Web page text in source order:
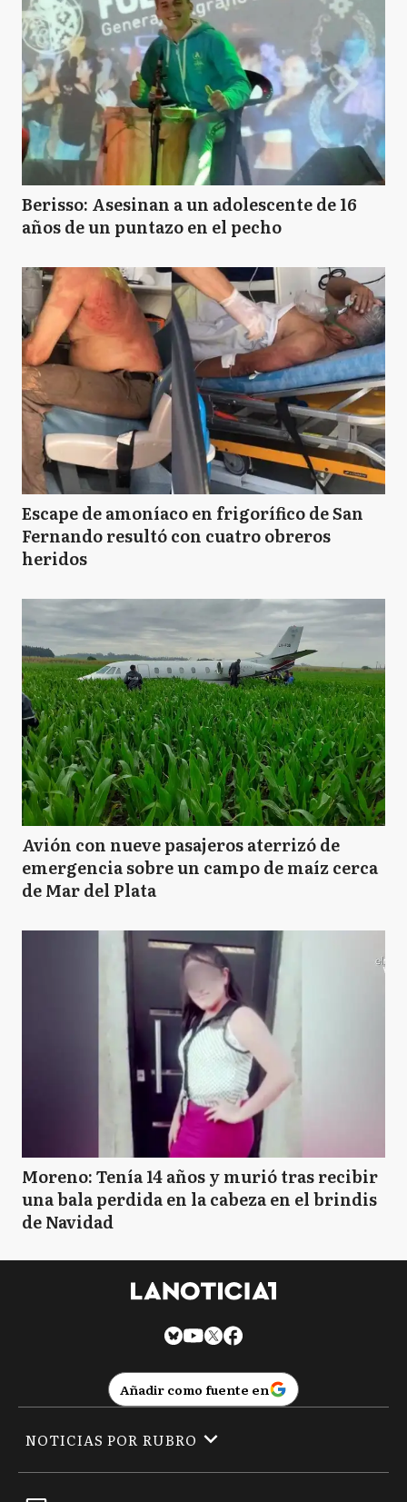
Berisso: Asesinan a un adolescente de 16
años de un puntazo en el pecho
Escape de amoníaco en frigorífico de San
Fernando resultó con cuatro obreros
heridos
Avión con nueve pasajeros aterrizó de
emergencia sobre un campo de maíz cerca
de Mar del Plata
Moreno: Tenía 14 años y murió tras recibir
una bala perdida en la cabeza en el brindis
de Navidad
Añadir como fuente en
NOTICIAS POR RUBRO